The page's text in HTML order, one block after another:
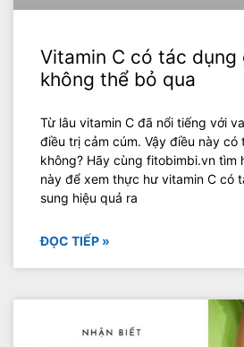
Vitamin C có tác dụng
không thể bỏ qua
Từ lâu vitamin C đã nổi tiếng với
điều trị cảm cúm. Vậy điều này có
không? Hãy cùng fitobimbi.vn tìm
này để xem thực hư vitamin C có
sung hiệu quả ra
ĐỌC TIẾP »